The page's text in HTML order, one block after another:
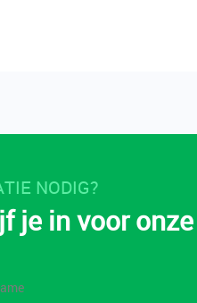
NODIG?
je in voor